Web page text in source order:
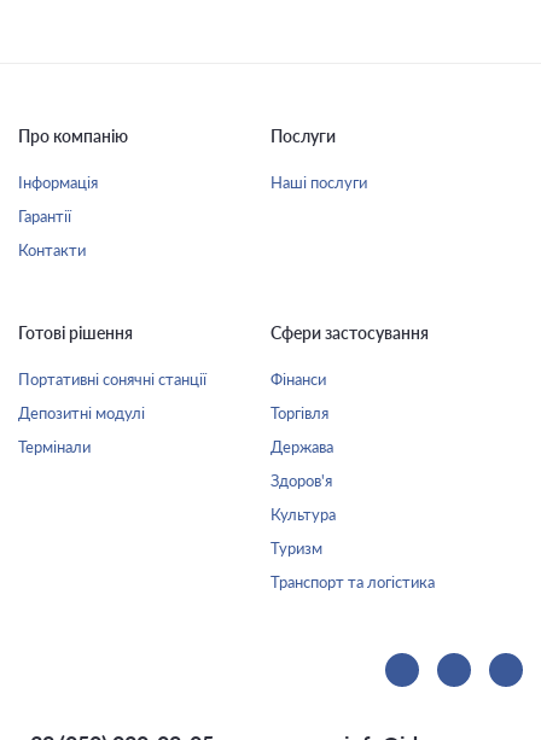
Про компанію
Інформація
Гарантії
Контакти
Послуги
Наші послуги
Готові рішення
Портативні сонячні станції
Депозитні модулі
Термінали
Сфери застосування
Фінанси
Торгівля
Держава
Здоров'я
Культура
Туризм
Транспорт та логістика